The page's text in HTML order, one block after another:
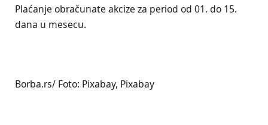
Plaćanje obračunate akcize za period od 01. do 15.
dana u mesecu.
Borba.rs/ Foto: Pixabay, Pixabay